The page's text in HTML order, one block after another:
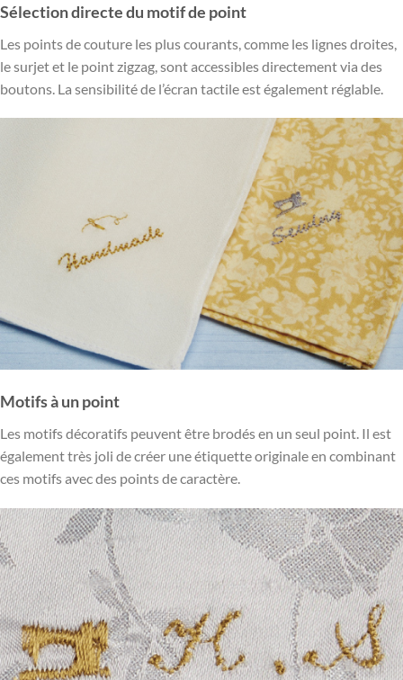
Sélection directe du motif de point
Les points de couture les plus courants, comme les lignes droites,
le surjet et le point zigzag, sont accessibles directement via des
boutons. La sensibilité de l’écran tactile est également réglable.
Motifs à un point
Les motifs décoratifs peuvent être brodés en un seul point. Il est
également très joli de créer une étiquette originale en combinant
ces motifs avec des points de caractère.